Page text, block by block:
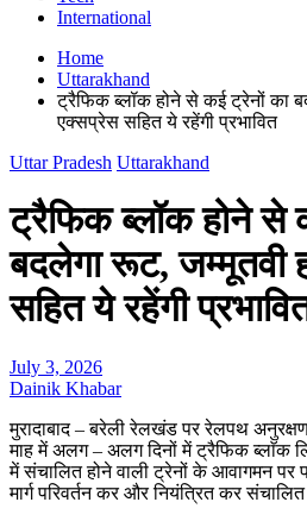
International
Home
Uttarakhand
ट्रैफिक ब्लॉक होने से कई ट्रेनों का
एक्सप्रेस सहित ये रहेंगी प्रभावित
Uttar Pradesh Uttarakhand
ट्रैफिक ब्लॉक होने से
बदलेगा रूट, जम्मूतवी
सहित ये रहेंगी
July 3, 2026
Dainik Khabar
मुरादाबाद – बरेली रेलखंड पर रेलपथ
माह में अलग – अलग दिनों में ट्रैफिक ब्लाॅक
में संचालित होने वाली ट्रेनों के आवागमन पर
मार्ग परिवर्तन कर और नियंत्रित कर संचालित